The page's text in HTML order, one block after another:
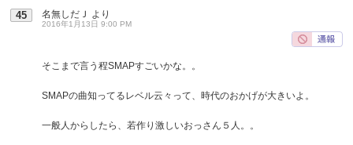
45 名無しだＪ より
2016年1月13日 9:00 PM
そこまで言う程SMAPすごいかな。。
SMAPの曲知ってるレベル云々って、時代のおかげが大きいよ。
一般人からしたら、若作り激しいおっさん５人。。